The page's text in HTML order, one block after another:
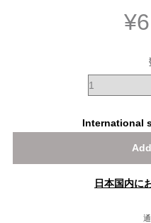
International
日本国内に